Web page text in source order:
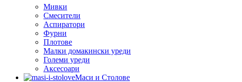
Мивки
Смесители
Аспиратори
Фурни
Плотове
Малки домакински уреди
Големи уреди
Аксесоари
Маси и Столове